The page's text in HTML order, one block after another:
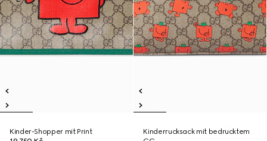
Kinder-Shopper mit Print
Kinderrucksack mit bedrucktem